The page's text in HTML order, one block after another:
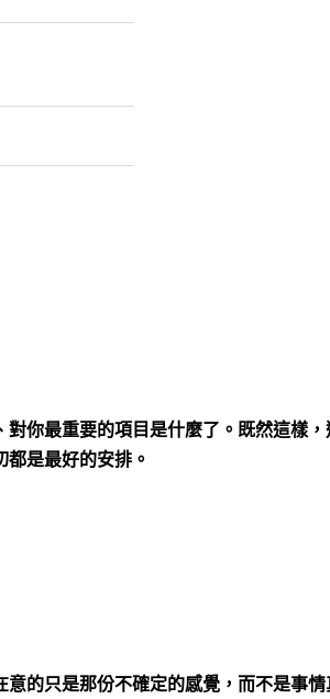
你最重要的項目是什麼了。既然這樣
是最好的安排。
的只是那份不確定的感覺，而不是事